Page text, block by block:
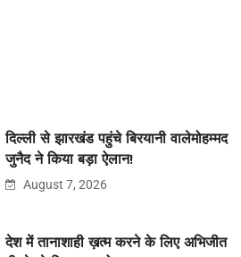
दिल्ली से झारखंड पहुंचे बिरयानी वालेमोहम्मद
जुनैद ने किया बड़ा ऐलान!
August 7, 2026
देश में तानाशाही ख़त्म करने के लिए अभिजीत